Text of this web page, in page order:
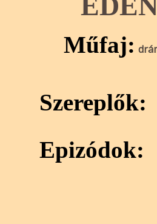
Műfaj:
Szereplők:
Epizódok: